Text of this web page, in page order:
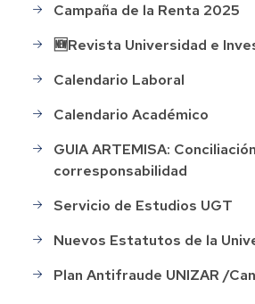
Campaña de la Renta 2025
🆕Revista Universidad e
Calendario Laboral
Calendario Académico
GUIA ARTEMISA:
corresponsabilidad
Servicio de Estudios UGT
Nuevos Estatutos de la
Plan Antifraude UNIZAR /